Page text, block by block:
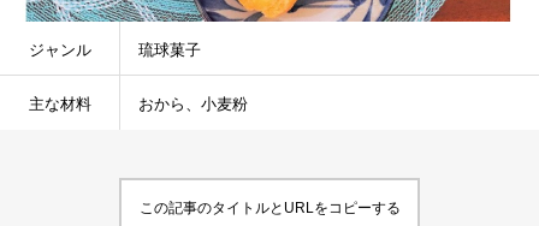
ジャンル 琉球菓子
主な材料 おから、小麦粉
この記事のタイトルとURLをコピーする